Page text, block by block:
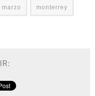
marzo monterrey